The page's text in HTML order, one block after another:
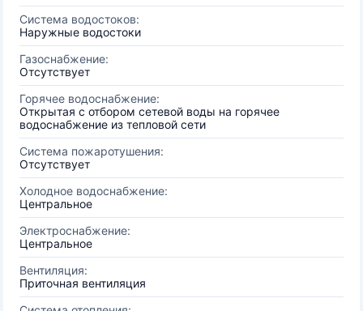
Система водостоков:
Наружные водостоки
Газоснабжение:
Отсутствует
Горячее водоснабжение:
Открытая с отбором сетевой воды на горячее
водоснабжение из тепловой сети
Система пожаротушения:
Отсутствует
Холодное водоснабжение:
Центральное
Электроснабжение:
Центральное
Вентиляция:
Приточная вентиляция